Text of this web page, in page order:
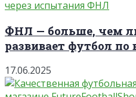
ФНЛ — больше, чем
развивает футбол по
17.06.2025